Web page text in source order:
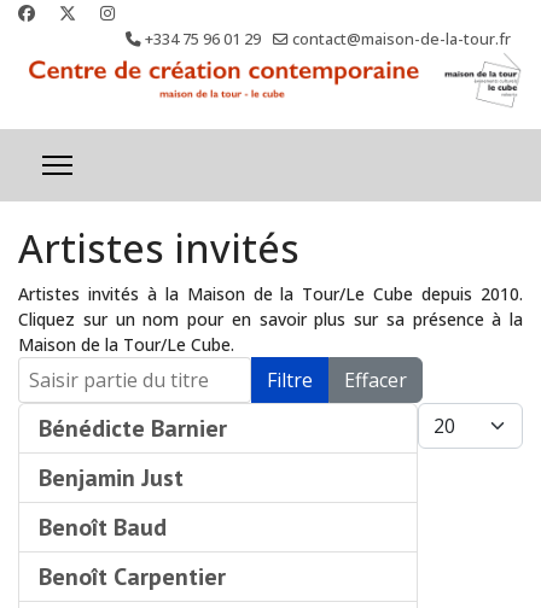
+334 75 96 01 29 contact@maison-de-la-tour.fr
Artistes invités
Artistes invités à la Maison de la Tour/Le Cube depuis 2010.
Cliquez sur un nom pour en savoir plus sur sa présence à la
Maison de la Tour/Le Cube.
Saisir partie du titre
Filtre Effacer
Afficher #
Bénédicte Barnier
Benjamin Just
Benoît Baud
Benoît Carpentier